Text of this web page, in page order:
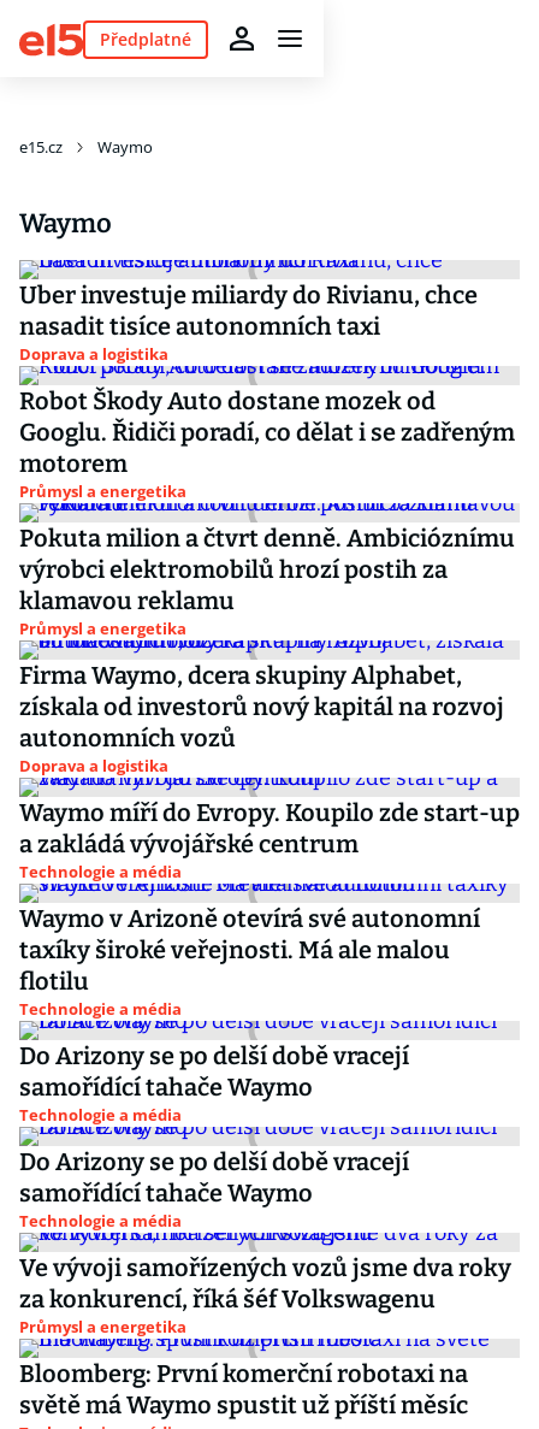
Předplatné
e15.cz Waymo
Waymo
Uber investuje miliardy do Rivianu, chce
nasadit tisíce autonomních taxi
Doprava a logistika
Robot Škody Auto dostane mozek od
Googlu. Řidiči poradí, co dělat i se zadřeným
motorem
Průmysl a energetika
Pokuta milion a čtvrt denně. Ambicióznímu
výrobci elektromobilů hrozí postih za
klamavou reklamu
Průmysl a energetika
Firma Waymo, dcera skupiny Alphabet,
získala od investorů nový kapitál na rozvoj
autonomních vozů
Doprava a logistika
Waymo míří do Evropy. Koupilo zde start-up
a zakládá vývojářské centrum
Technologie a média
Waymo v Arizoně otevírá své autonomní
taxíky široké veřejnosti. Má ale malou
flotilu
Technologie a média
Do Arizony se po delší době vracejí
samořídící tahače Waymo
Technologie a média
Do Arizony se po delší době vracejí
samořídící tahače Waymo
Technologie a média
Ve vývoji samořízených vozů jsme dva roky
za konkurencí, říká šéf Volkswagenu
Průmysl a energetika
Bloomberg: První komerční robotaxi na
světě má Waymo spustit už příští měsíc